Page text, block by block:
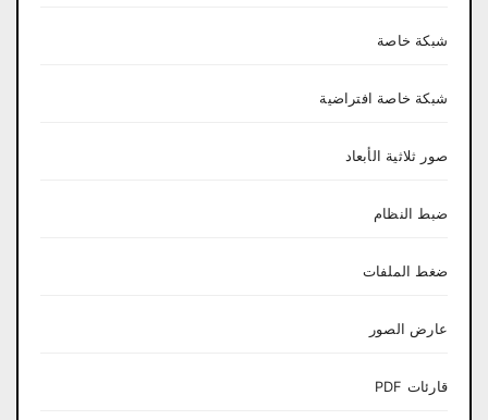
شبكة خاصة
شبكة خاصة افتراضية
صور ثلاثية الأبعاد
ضبط النظام
ضغط الملفات
عارض الصور
قارئات PDF